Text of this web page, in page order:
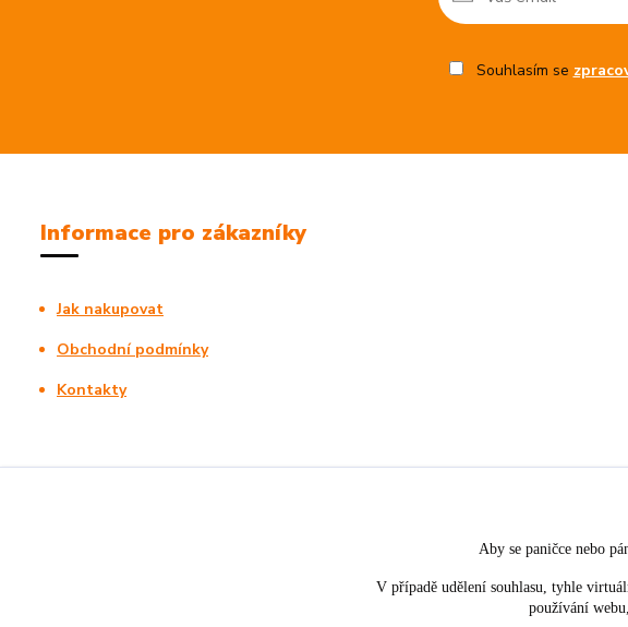
Souhlasím se
Informace pro zákazníky
Jak nakupovat
Obchodní podmínky
Kontakty
Aby se paničce nebo
V případě udělení souhlasu, tyhle
používání